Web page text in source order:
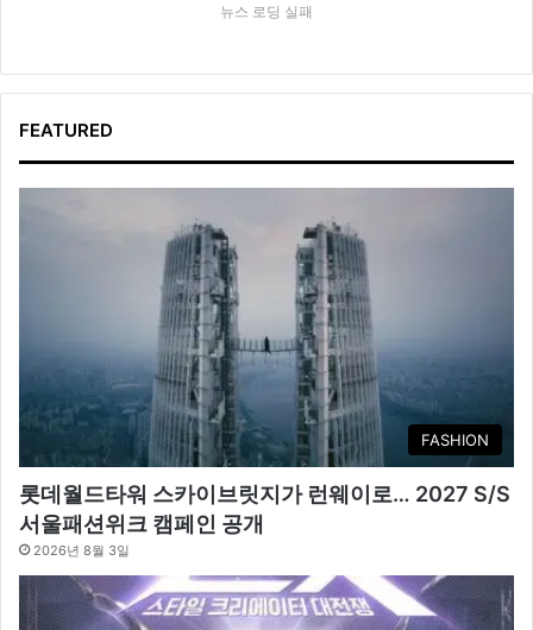
뉴스 로딩 실패
FEATURED
FASHION
롯데월드타워 스카이브릿지가 런웨이로… 2027 S/S
서울패션위크 캠페인 공개
2026년 8월 3일